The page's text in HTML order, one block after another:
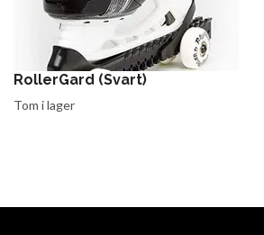
RollerGard (Svart)
Tom i lager